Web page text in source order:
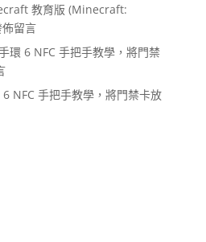
教育版 (Minecraft:
留言
環 6 NFC 手把手教學，將門禁
NFC 手把手教學，將門禁卡放